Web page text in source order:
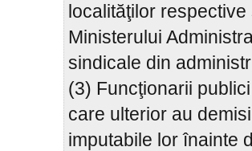
localităţilor
Ministerului
sindicale din
(3) Funcţionarii
care ulterior au
imputabile lor înainte